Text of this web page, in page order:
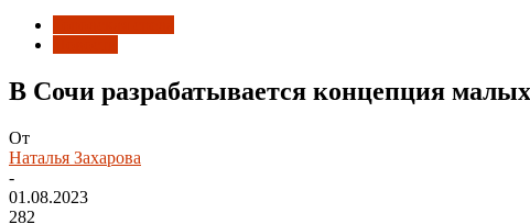
В Сочи разрабатывается концепция
От
Наталья Захарова
-
01.08.2023
282